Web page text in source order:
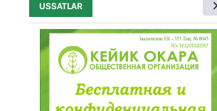
USSATLAR